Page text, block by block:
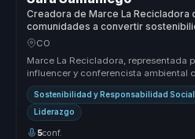
Creadora de Marce La Recicladora
comunidades a convertir
accion e impacto positivo.
CO
Marce La Recicladora, representada
influencer y conferencista ambiental
sostenibilid...
Sostenibilidad y Responsabilidad Social
Liderazgo
5conf.